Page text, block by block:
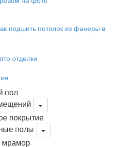
подшить потолок из фанеры в
отделки
пол
покрытие
полы
мрамор